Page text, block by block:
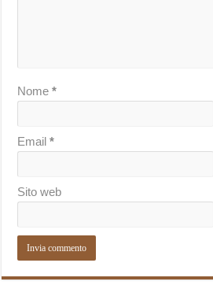
Nome*
Email*
Sito web